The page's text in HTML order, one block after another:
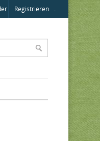
Registrieren .